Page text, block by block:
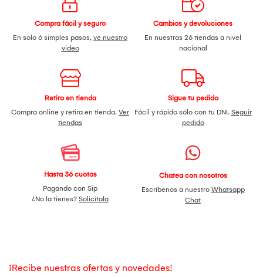
Compra fácil y seguro
En solo 6 simples pasos, ve nuestro
video
Cambios y devoluciones
En nuestras 26 tiendas a nivel
nacional
Retiro en tienda
Compra online y retira en tienda. Ver
tiendas
Sigue tu pedido
Fácil y rápido sólo con tu DNI. Seguir
pedido
Hasta 36 cuotas
Pagando con Sip
¿No la tienes? Solicítala
Chatea con nosotros
Escríbenos a nuestro Whatsapp
Chat
¡Recibe nuestras ofertas y novedades!